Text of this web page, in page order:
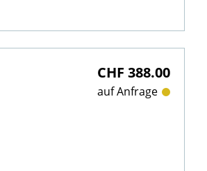
CHF 388.00
auf Anfrage